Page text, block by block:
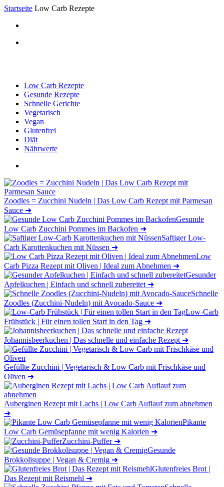
Startseite Low Carb Rezepte
Low Carb Rezepte
Gesunde Rezepte
Schnelle Gerichte
Vegetarisch
Vegan
Glutenfrei
Diät
Nährwerte
Zoodles = Zucchini Nudeln | Das Low Carb Rezept mit Parmesan
Sauce ➜
Gesunde
Low Carb Zucchini Pommes im Backofen ➜
Saftiger Low-
Carb Karottenkuchen mit Nüssen ➜
Low
Carb Pizza Rezept mit Oliven | Ideal zum Abnehmen ➜
Gesunder
Apfelkuchen | Einfach und schnell zubereitet ➜
Schnelle
Zoodles (Zucchini-Nudeln) mit Avocado-Sauce ➜
Low-Carb
Frühstück | Für einen tollen Start in den Tag ➜
Johannisbeerkuchen | Das schnelle und einfache Rezept ➜
Gefüllte Zucchini | Vegetarisch & Low Carb mit Frischkäse und
Oliven ➜
Auberginen Rezept mit Lachs | Low Carb Auflauf zum abnehmen
➜
Pikante
Low Carb Gemüsepfanne mit wenig Kalorien ➜
Zucchini-Puffer➜
Gesunde
Brokkolisuppe | Vegan & Cremig ➜
Glutenfreies Brot |
Das Rezept mit Reismehl ➜